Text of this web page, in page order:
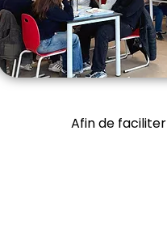
Afin de